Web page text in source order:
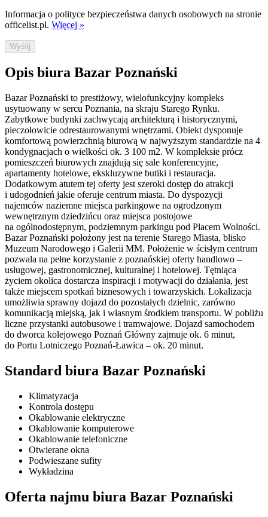
Informacja o polityce bezpieczeństwa danych osobowych na stronie
officelist.pl. Więcej »
Wyślij
Opis biura Bazar Poznański
Bazar Poznański to prestiżowy, wielofunkcyjny kompleks
usytuowany w sercu Poznania, na skraju Starego Rynku.
Zabytkowe budynki zachwycają architekturą i historycznymi,
pieczołowicie odrestaurowanymi wnętrzami. Obiekt dysponuje
komfortową powierzchnią biurową w najwyższym standardzie na 4
kondygnacjach o wielkości ok. 3 100 m2. W kompleksie prócz
pomieszczeń biurowych znajdują się sale konferencyjne,
apartamenty hotelowe, ekskluzywne butiki i restauracja.
Dodatkowym atutem tej oferty jest szeroki dostęp do atrakcji
i udogodnień jakie oferuje centrum miasta. Do dyspozycji
najemców naziemne miejsca parkingowe na ogrodzonym
wewnętrznym dziedzińcu oraz miejsca postojowe
na ogólnodostępnym, podziemnym parkingu pod Placem Wolności.
Bazar Poznański położony jest na terenie Starego Miasta, blisko
Muzeum Narodowego i Galerii MM. Położenie w ścisłym centrum
pozwala na pełne korzystanie z poznańskiej oferty handlowo –
usługowej, gastronomicznej, kulturalnej i hotelowej. Tętniąca
życiem okolica dostarcza inspiracji i motywacji do działania, jest
także miejscem spotkań biznesowych i towarzyskich. Lokalizacja
umożliwia sprawny dojazd do pozostałych dzielnic, zarówno
komunikacją miejską, jak i własnym środkiem transportu. W pobliżu
liczne przystanki autobusowe i tramwajowe. Dojazd samochodem
do dworca kolejowego Poznań Główny zajmuje ok. 6 minut,
do Portu Lotniczego Poznań-Ławica – ok. 20 minut.
Standard biura Bazar Poznański
Klimatyzacja
Kontrola dostępu
Okablowanie elektryczne
Okablowanie komputerowe
Okablowanie telefoniczne
Otwierane okna
Podwieszane sufity
Wykładzina
Oferta najmu biura Bazar Poznański